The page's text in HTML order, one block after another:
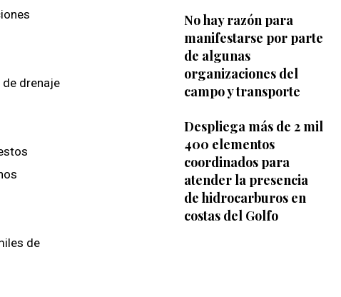
drenaje
de
No hay razón para
manifestarse por parte
de algunas
organizaciones del
campo y transporte
Despliega más de 2 mil
400 elementos
coordinados para
atender la presencia
de hidrocarburos en
costas del Golfo